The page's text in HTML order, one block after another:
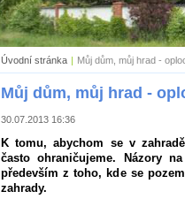
Úvodní stránka | Můj dům, můj hrad -
Můj dům, můj hrad -
30.07.2013 16:36
K tomu, abychom se v
často ohraničujeme. Názory
především z toho, kde se
zahrady.